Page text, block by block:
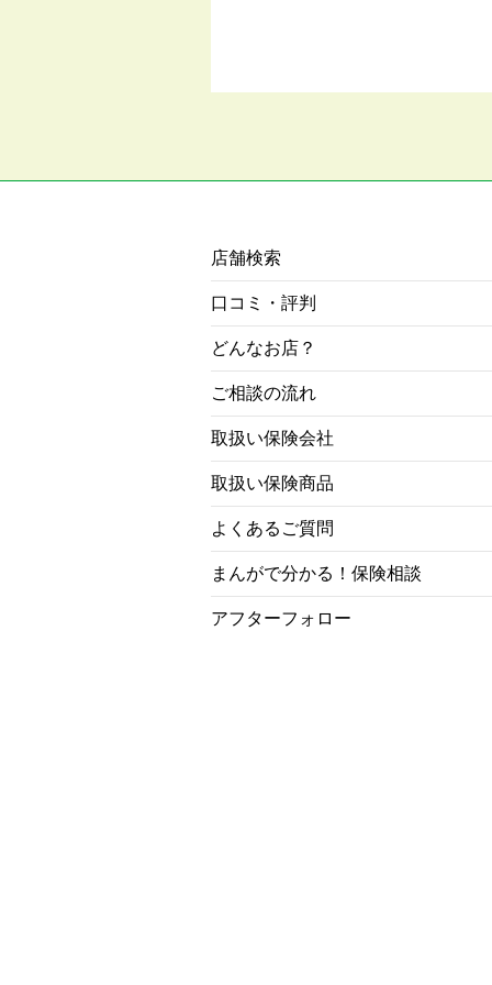
店舗検索
口コミ・評判
どんなお店？
ご相談の流れ
取扱い保険会社
取扱い保険商品
よくあるご質問
まんがで分かる！保険相談
アフターフォロー